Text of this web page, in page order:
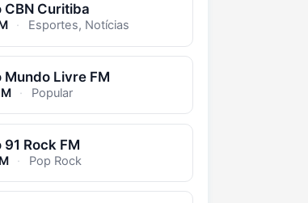
CBN Curitiba
· Esportes, Notícias
Mundo Livre FM
· Popular
91 Rock FM
· Pop Rock